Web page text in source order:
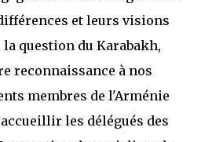
et leurs visions
question du Karabakh,
reconnaissance à nos
membres de l'Arménie
les délégués des